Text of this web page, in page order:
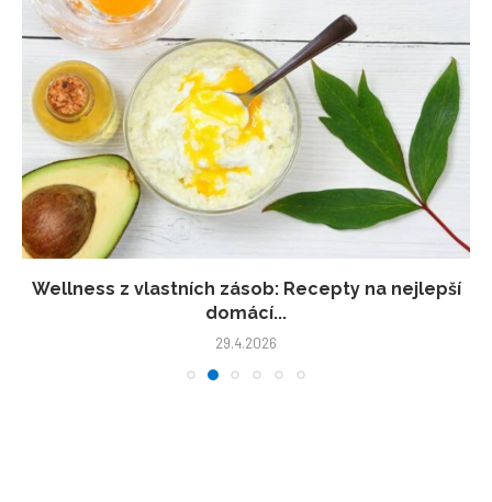
Wellness z vlastních zásob: Recepty na nejlepší
domácí...
29.4.2026